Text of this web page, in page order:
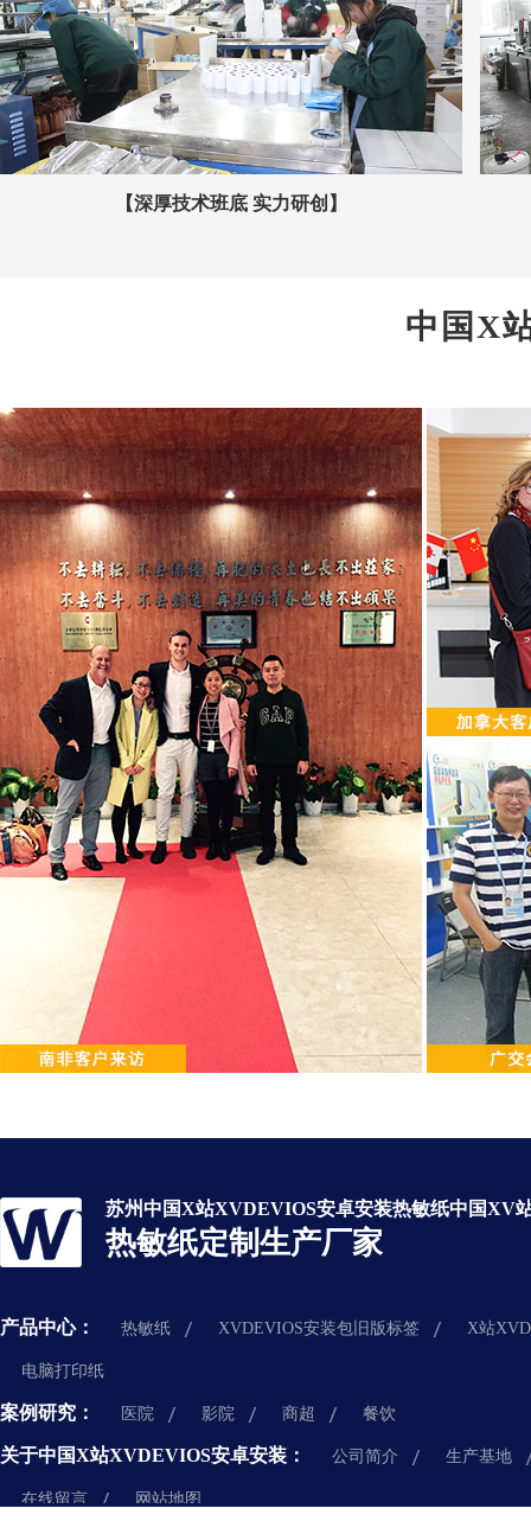
【深厚技术班底 实力研创】
中国X
苏州中国X站XVDEVIOS安卓安装热敏纸中国XV
热敏纸定制生产厂家
产品中心： 热敏纸 XVDEVIOS安装包旧版标签 X站
电脑打印纸
案例研究： 医院 影院 商超 餐饮
关于中国X站XVDEVIOS安卓安装： 公司简介 生产基地
在线留言 网站地图